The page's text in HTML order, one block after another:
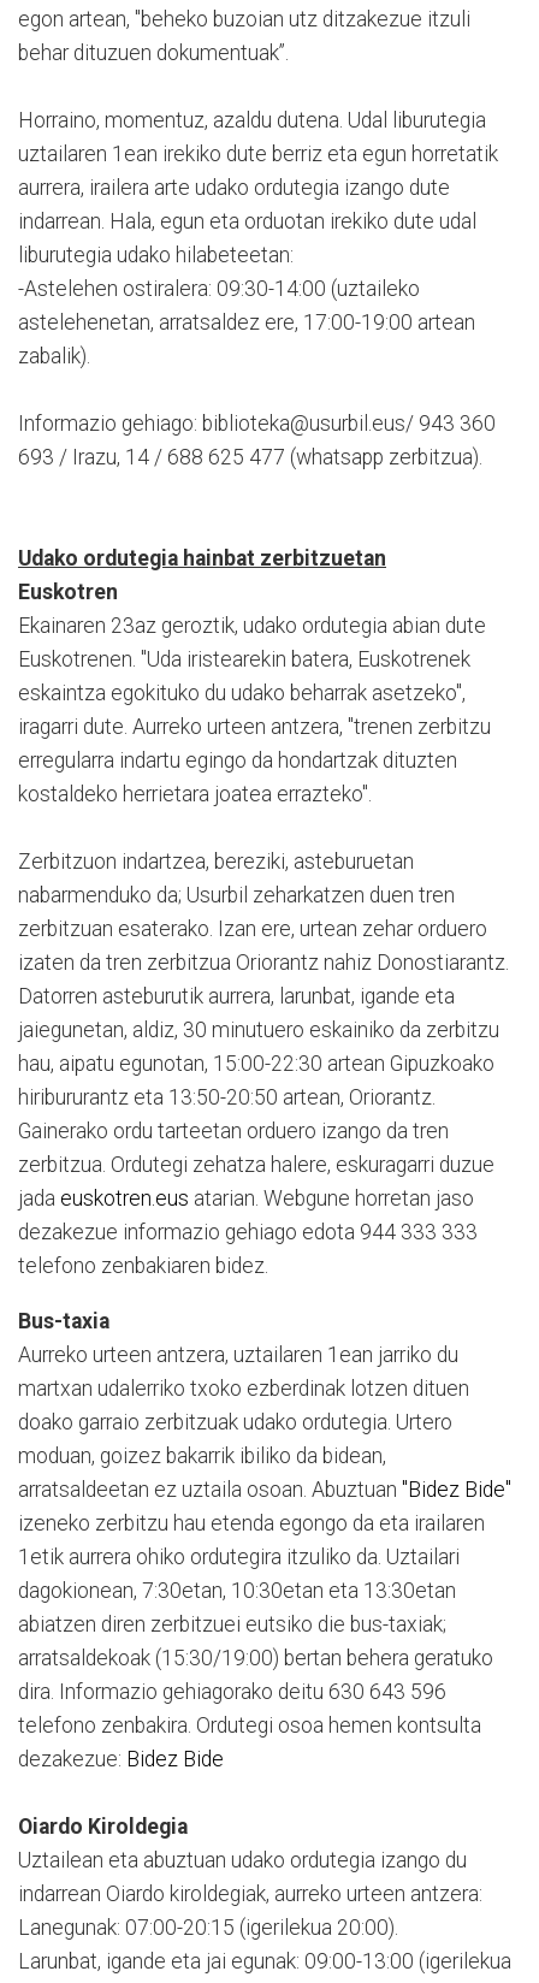
egon artean, "beheko buzoian utz ditzakezue itzuli
behar dituzuen dokumentuak”.
Horraino, momentuz, azaldu dutena. Udal liburutegia
uztailaren 1ean irekiko dute berriz eta egun horretatik
aurrera, irailera arte udako ordutegia izango dute
indarrean. Hala, egun eta orduotan irekiko dute udal
liburutegia udako hilabeteetan:
-Astelehen ostiralera: 09:30-14:00 (uztaileko
astelehenetan, arratsaldez ere, 17:00-19:00 artean
zabalik).
Informazio gehiago: biblioteka@usurbil.eus/ 943 360
693 / Irazu, 14 / 688 625 477 (whatsapp zerbitzua).
Udako ordutegia hainbat zerbitzuetan
Euskotren
Ekainaren 23az geroztik, udako ordutegia abian dute
Euskotrenen. "Uda iristearekin batera, Euskotrenek
eskaintza egokituko du udako beharrak asetzeko",
iragarri dute. Aurreko urteen antzera, "trenen zerbitzu
erregularra indartu egingo da hondartzak dituzten
kostaldeko herrietara joatea errazteko".
Zerbitzuon indartzea, bereziki, asteburuetan
nabarmenduko da; Usurbil zeharkatzen duen tren
zerbitzuan esaterako. Izan ere, urtean zehar orduero
izaten da tren zerbitzua Oriorantz nahiz Donostiarantz.
Datorren asteburutik aurrera, larunbat, igande eta
jaiegunetan, aldiz, 30 minutuero eskainiko da zerbitzu
hau, aipatu egunotan, 15:00-22:30 artean Gipuzkoako
hiribururantz eta 13:50-20:50 artean, Oriorantz.
Gainerako ordu tarteetan orduero izango da tren
zerbitzua. Ordutegi zehatza halere, eskuragarri duzue
jada euskotren.eus atarian. Webgune horretan jaso
dezakezue informazio gehiago edota 944 333 333
telefono zenbakiaren bidez.
Bus-taxia
Aurreko urteen antzera, uztailaren 1ean jarriko du
martxan udalerriko txoko ezberdinak lotzen dituen
doako garraio zerbitzuak udako ordutegia. Urtero
moduan, goizez bakarrik ibiliko da bidean,
arratsaldeetan ez uztaila osoan. Abuztuan "Bidez Bide"
izeneko zerbitzu hau etenda egongo da eta irailaren
1etik aurrera ohiko ordutegira itzuliko da. Uztailari
dagokionean, 7:30etan, 10:30etan eta 13:30etan
abiatzen diren zerbitzuei eutsiko die bus-taxiak;
arratsaldekoak (15:30/19:00) bertan behera geratuko
dira. Informazio gehiagorako deitu 630 643 596
telefono zenbakira. Ordutegi osoa hemen kontsulta
dezakezue: Bidez Bide
Oiardo Kiroldegia
Uztailean eta abuztuan udako ordutegia izango du
indarrean Oiardo kiroldegiak, aurreko urteen antzera:
Lanegunak: 07:00-20:15 (igerilekua 20:00).
Larunbat, igande eta jai egunak: 09:00-13:00 (igerilekua